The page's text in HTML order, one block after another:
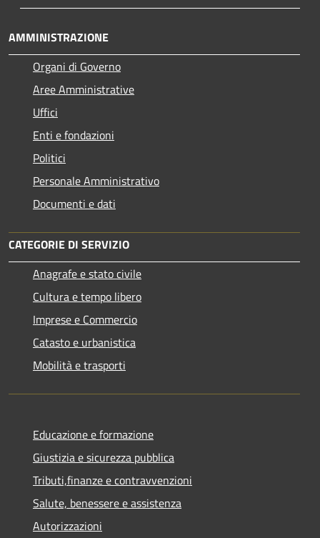
AMMINISTRAZIONE
Organi di Governo
Aree Amministrative
Uffici
Enti e fondazioni
Politici
Personale Amministrativo
Documenti e dati
CATEGORIE DI SERVIZIO
Anagrafe e stato civile
Cultura e tempo libero
Imprese e Commercio
Catasto e urbanistica
Mobilità e trasporti
Educazione e formazione
Giustizia e sicurezza pubblica
Tributi,finanze e contravvenzioni
Salute, benessere e assistenza
Autorizzazioni